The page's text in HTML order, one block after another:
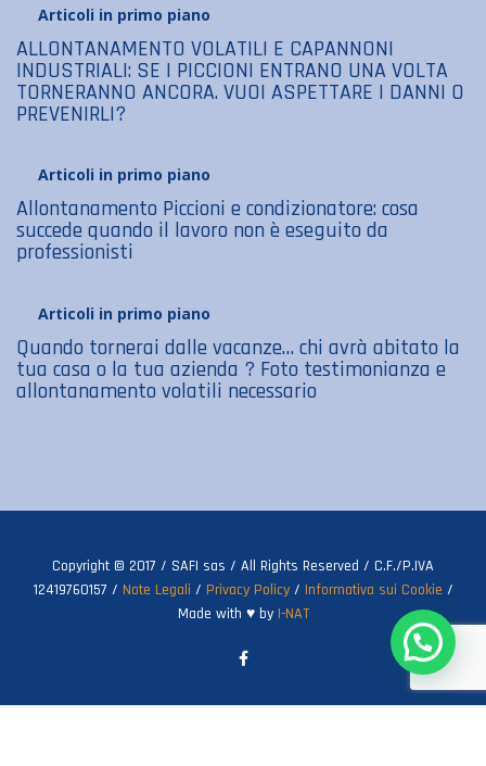
Articoli in primo piano
ALLONTANAMENTO VOLATILI E CAPANNONI
INDUSTRIALI: SE I PICCIONI ENTRANO UNA VOLTA
TORNERANNO ANCORA. VUOI ASPETTARE I DANNI O
PREVENIRLI?
Articoli in primo piano
Allontanamento Piccioni e condizionatore: cosa
succede quando il lavoro non è eseguito da
professionisti
Articoli in primo piano
Quando tornerai dalle vacanze… chi avrà abitato la
tua casa o la tua azienda ? Foto testimonianza e
allontanamento volatili necessario
Copyright © 2017 / SAFI sas / All Rights Reserved / C.F./P.IVA
12419760157 / Note Legali / Privacy Policy/ Informativa sui Cookie /
Made with ♥ by I-NAT